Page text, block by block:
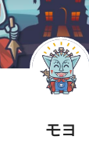
モヨ